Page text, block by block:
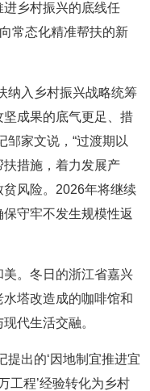
乡村振兴的底线任
常态化精准帮扶的新
纳入乡村振兴战略统筹
成果的底气更足、措
邹家文说，“过渡期以
措施，着力发展产
风险。2026年将继续
守牢不发生规模性返
。冬日的浙江省嘉兴
塔改造成的咖啡馆和
代生活交融。
提出的‘因地制宜推进宜
工程’经验转化为乡村